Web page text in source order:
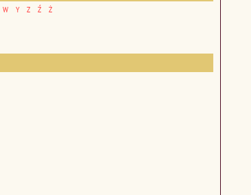
W Y Z Ź Ż